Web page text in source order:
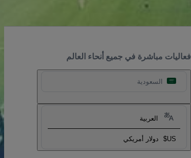
فعاليات مباشرة في جميع أنحاء العالم
السعودية
العربية
US$ دولار أمريكي